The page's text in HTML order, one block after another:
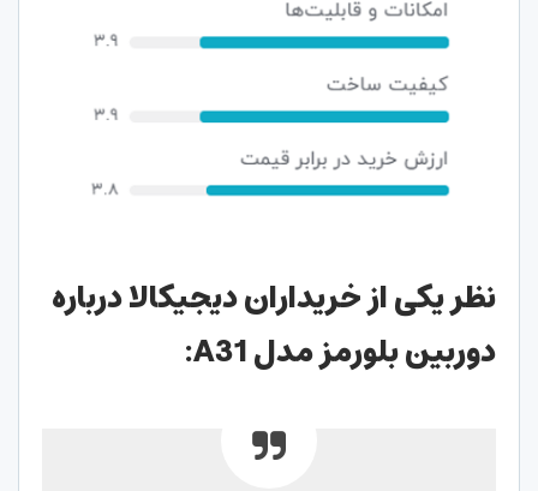
نظر یکی از خریداران دیجیکالا درباره
دوربین بلورمز مدل A31: